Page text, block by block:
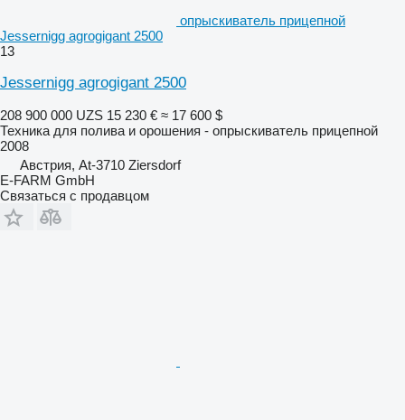
опрыскиватель прицепной
Jessernigg agrogigant 2500
13
Jessernigg agrogigant 2500
208 900 000 UZS 15 230 € ≈ 17 600 $
Техника для полива и орошения - опрыскиватель прицепной
2008
Австрия, At-3710 Ziersdorf
E-FARM GmbH
Связаться с продавцом